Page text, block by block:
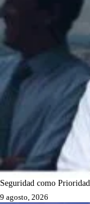
Seguridad como Prioridad
9 agosto, 2026